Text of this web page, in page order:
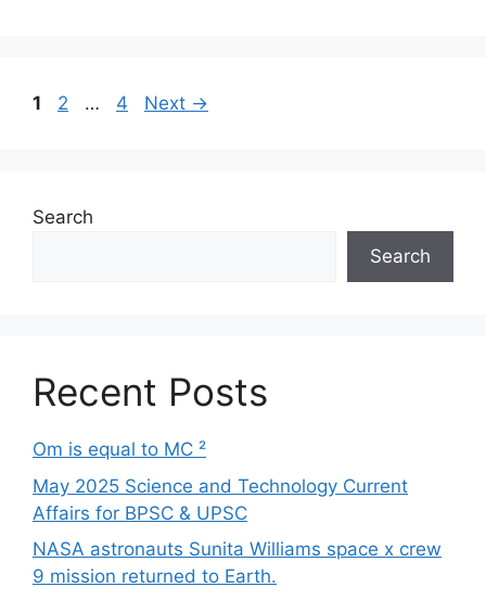
Page
1 Page
2 … Page
4 Next →
Search
Search
Recent Posts
Om is equal to MC ²
May 2025 Science and Technology Current
Affairs for BPSC & UPSC
NASA astronauts Sunita Williams space x crew
9 mission returned to Earth.